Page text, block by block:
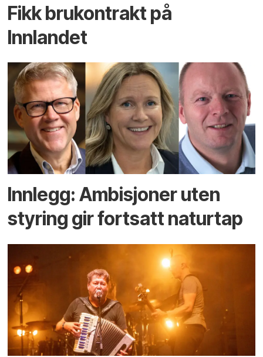
Fikk brukontrakt på
Innlandet
Innlegg: Ambisjoner uten
styring gir fortsatt naturtap